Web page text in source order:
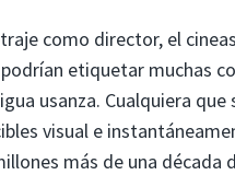
como director, el
etiquetar muchas
usanza. Cualquiera
visual e
más de una década